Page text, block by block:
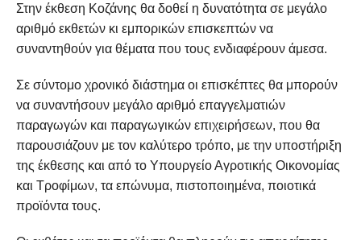
Στην έκθεση Κοζάνης θα δοθεί η δυνατότητα σε μεγάλο
αριθμό εκθετών κι εμπορικών επισκεπτών να
συναντηθούν για θέματα που τους ενδιαφέρουν άμεσα.
Σε σύντομο χρονικό διάστημα οι επισκέπτες θα μπορούν
να συναντήσουν μεγάλο αριθμό επαγγελματιών
παραγωγών και παραγωγικών επιχειρήσεων, που θα
παρουσιάζουν με τον καλύτερο τρόπο, με την υποστήριξη
της έκθεσης και από το Υπουργείο Αγροτικής Οικονομίας
και Τροφίμων, τα επώνυμα, πιστοποιημένα, ποιοτικά
προϊόντα τους.